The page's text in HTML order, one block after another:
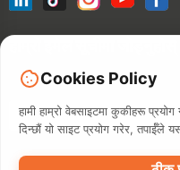
Cookies Policy
हामी हाम्रो वेबसाइटमा कुकीहरू
दिन्छौं यो साइट प्रयोग गरेर, तपाईँले